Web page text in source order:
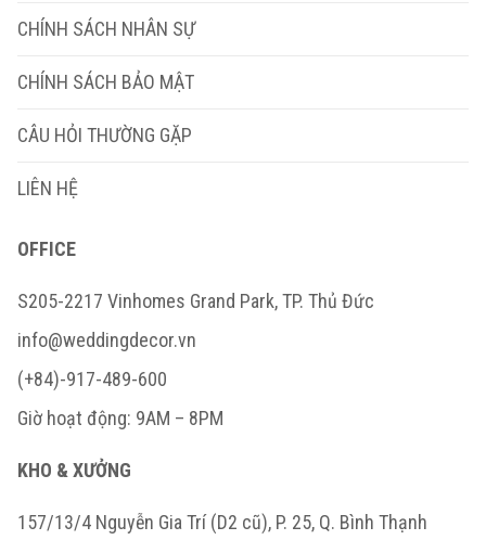
CHÍNH SÁCH NHÂN SỰ
CHÍNH SÁCH BẢO MẬT
CÂU HỎI THƯỜNG GẶP
LIÊN HỆ
OFFICE
S205-2217 Vinhomes Grand Park, TP. Thủ Đức
info@weddingdecor.vn
(+84)-917-489-600
Giờ hoạt động: 9AM – 8PM
KHO & XƯỞNG
157/13/4 Nguyễn Gia Trí (D2 cũ), P. 25, Q. Bình Thạnh